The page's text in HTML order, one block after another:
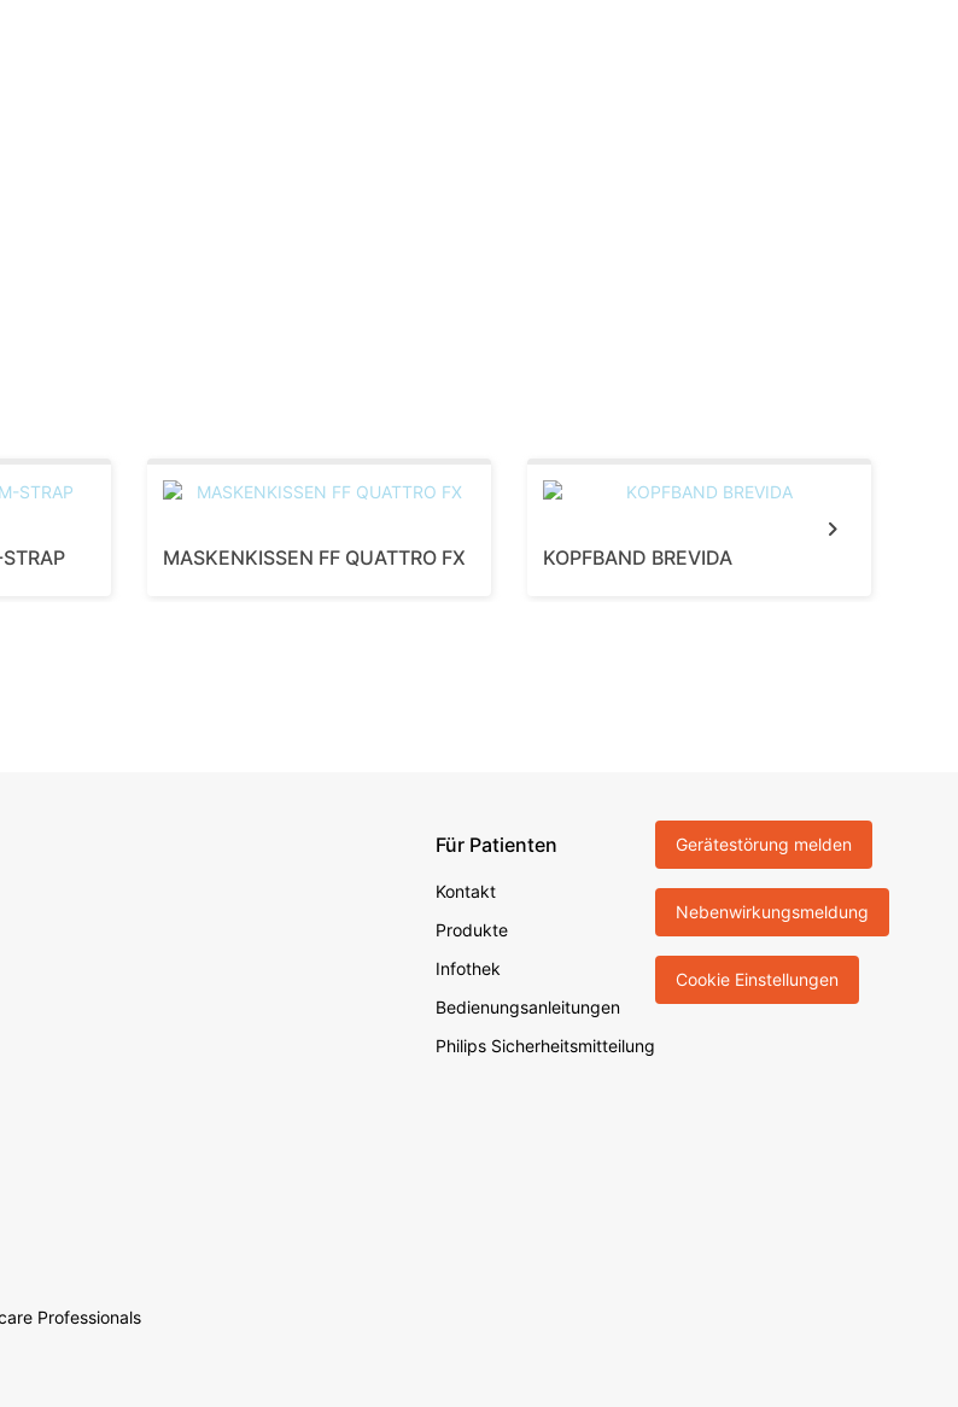
MASKENKISSEN FF QUATTRO FX KOPFBAND BREVIDA
Für Patienten
Kontakt
Produkte
Infothek
Bedienungsanleitungen
Philips Sicherheitsmitteilung
Professionals
Gerätestörung melden
Nebenwirkungsmeldung
Cookie Einstellungen